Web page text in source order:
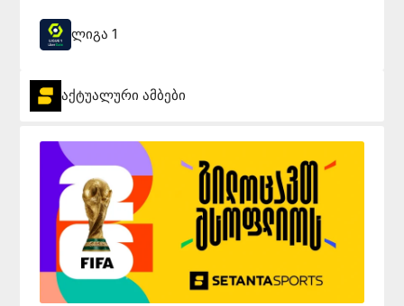
ლიგა 1
აქტუალური ამბები